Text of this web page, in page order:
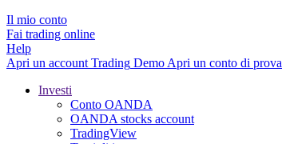
Il mio conto
Fai trading online
Help
Apri un account Trading Demo Apri un conto di prova
Investi
Conto OANDA
OANDA stocks account
TradingView